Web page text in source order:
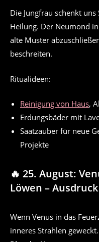
Die Jungfrau schenkt
Heilung. Der Neumond
alte Muster
beschreiten.
Ritualideen:
Reinigung von Haus,
Erdungsbäder mit
Saatzauber für neue
Projekte
🔥 25. August:
Löwen –
Wenn Venus in das
inneres Strahlen